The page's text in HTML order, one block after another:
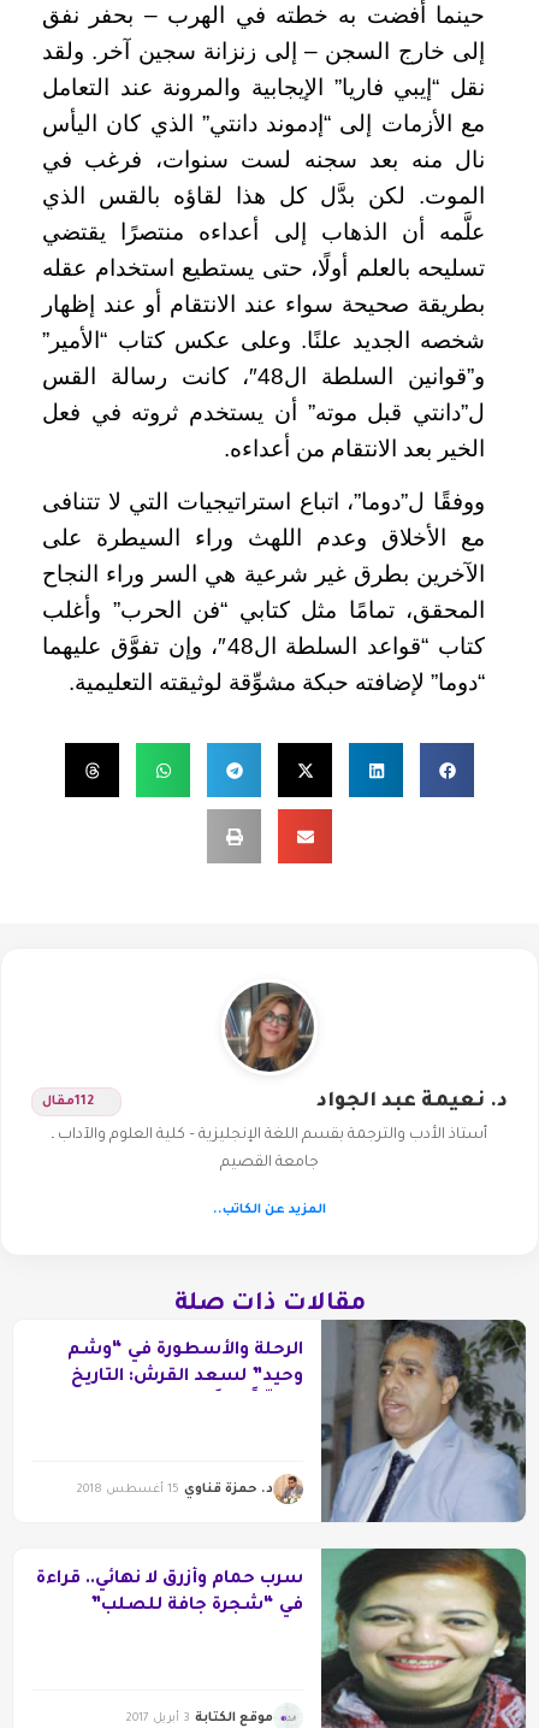
حينما أفضت به خطته في الهرب – بحفر نفق
إلى خارج السجن – إلى زنزانة سجين آخر. ولقد
نقل “إيبي فاريا” الإيجابية والمرونة عند التعامل
مع الأزمات إلى “إدموند دانتي” الذي كان اليأس
نال منه بعد سجنه لست سنوات، فرغب في
الموت. لكن بدَّل كل هذا لقاؤه بالقس الذي
علَّمه أن الذهاب إلى أعداءه منتصرًا يقتضي
تسليحه بالعلم أولًا، حتى يستطيع استخدام عقله
بطريقة صحيحة سواء عند الانتقام أو عند إظهار
شخصه الجديد علنًا. وعلى عكس كتاب “الأمير”
و”قوانين السلطة ال48″، كانت رسالة القس
ل”دانتي قبل موته” أن يستخدم ثروته في فعل
الخير بعد الانتقام من أعداءه.
ووفقًا ل”دوما”، اتباع استراتيجيات التي لا تتنافى
مع الأخلاق وعدم اللهث وراء السيطرة على
الآخرين بطرق غير شرعية هي السر وراء النجاح
المحقق، تمامًا مثل كتابي “فن الحرب” وأغلب
كتاب “قواعد السلطة ال48″، وإن تفوَّق عليهما
“دوما” لإضافته حبكة مشوِّقة لوثيقته التعليمية.
د. نعيمة عبد الجواد 112مقال
أستاذ الأدب والترجمة بقسم اللغة الإنجليزية – كلية العلوم والآداب ـ
جامعة القصيم
المزيد عن الكاتب..
مقالات ذات صلة
الرحلة والأسطورة في “وشم
وحيد” لسعد القرش: التاريخ
د. حمزة قناوي 15 أغسطس 2018
سرب حمام وأزرق لا نهائي.. قراءة
في “شجرة جافة للصلب”
موقع الكتابة 3 أبريل 2017